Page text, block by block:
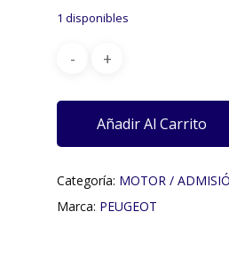
1 disponibles
Añadir Al Carrito
Categoría: MOTOR /
Marca: PEUGEOT